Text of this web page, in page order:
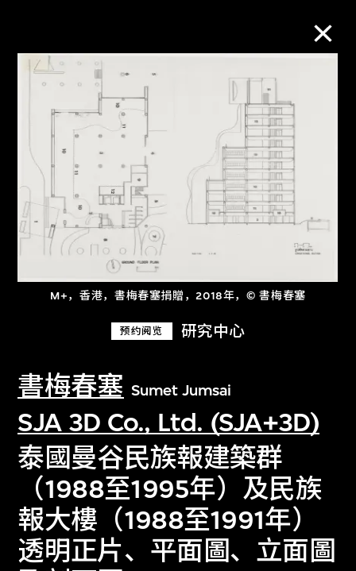
M+，香港，書梅春塞捐贈，2018年，© 書梅春塞
预约阅览 研究中心
書梅春塞 Sumet Jumsai
SJA 3D Co., Ltd. (SJA+3D)
泰國曼谷民族報建築群
（1988至1995年）及民族
報大樓（1988至1991年）
透明正片、平面圖、立面圖
M+藏品
进一步筛选
关于M+藏品
探索世界顶级的二十及二十一世纪视觉
文化藏品。